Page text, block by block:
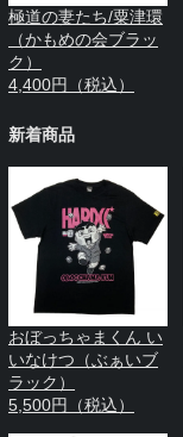
極道の妻たち/粟津環
（かもめの会ブラッ
ク）
4,400円（税込）
新着商品
おぼっちゃまくん い
いなけつ（ぶぁいブ
ラック）
5,500円（税込）